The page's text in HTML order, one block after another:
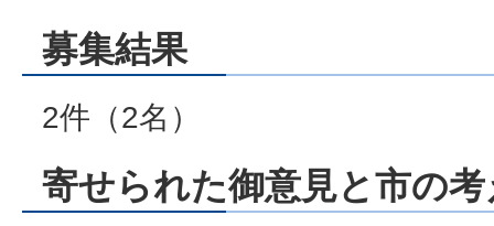
募集結果
2件（2名）
寄せられた御意見と市の